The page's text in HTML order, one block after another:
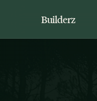
Builderz